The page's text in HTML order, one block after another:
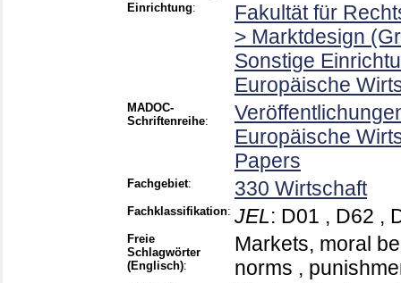
Einrichtung:
Fakultät für
> Marktdesign
Sonstige
Europäische
MADOC-
Schriftenreihe:
Europäische
Papers
Fachgebiet: 330 Wirtschaft
Fachklassifikation: JEL: D01 , D62 ,
Freie
Schlagwörter
(Englisch):
Markets, moral
norms ,